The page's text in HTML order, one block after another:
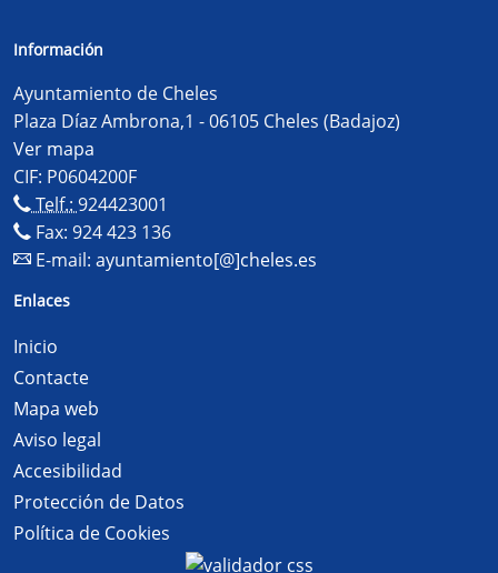
Información
Ayuntamiento de Cheles
Plaza Díaz Ambrona,1 - 06105 Cheles (Badajoz)
Ver mapa
CIF: P0604200F
Telf.: 924423001
Fax: 924 423 136
E-mail: ayuntamiento[@]cheles.es
Enlaces
Inicio
Contacte
Mapa web
Aviso legal
Accesibilidad
Protección de Datos
Política de Cookies